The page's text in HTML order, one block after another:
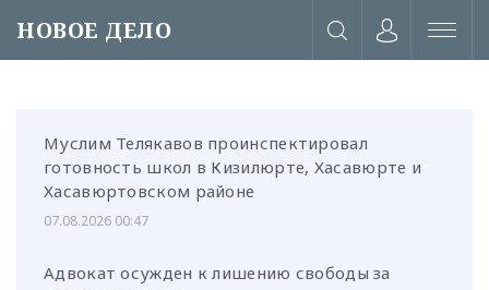
НОВОЕ ДЕЛО
Муслим Телякавов проинспектировал
готовность школ в Кизилюрте, Хасавюрте и
Хасавюртовском районе
07.08.2026 00:47
Адвокат осужден к лишению свободы за